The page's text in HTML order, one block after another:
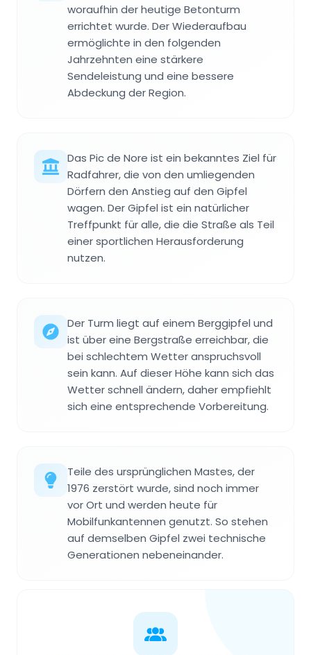
woraufhin der heutige Betonturm
errichtet wurde. Der Wiederaufbau
ermöglichte in den folgenden
Jahrzehnten eine stärkere
Sendeleistung und eine bessere
Abdeckung der Region.
Das Pic de Nore ist ein bekanntes Ziel für
Radfahrer, die von den umliegenden
Dörfern den Anstieg auf den Gipfel
wagen. Der Gipfel ist ein natürlicher
Treffpunkt für alle, die die Straße als Teil
einer sportlichen Herausforderung
nutzen.
Der Turm liegt auf einem Berggipfel und
ist über eine Bergstraße erreichbar, die
bei schlechtem Wetter anspruchsvoll
sein kann. Auf dieser Höhe kann sich das
Wetter schnell ändern, daher empfiehlt
sich eine entsprechende Vorbereitung.
Teile des ursprünglichen Mastes, der
1976 zerstört wurde, sind noch immer
vor Ort und werden heute für
Mobilfunkantennen genutzt. So stehen
auf demselben Gipfel zwei technische
Generationen nebeneinander.